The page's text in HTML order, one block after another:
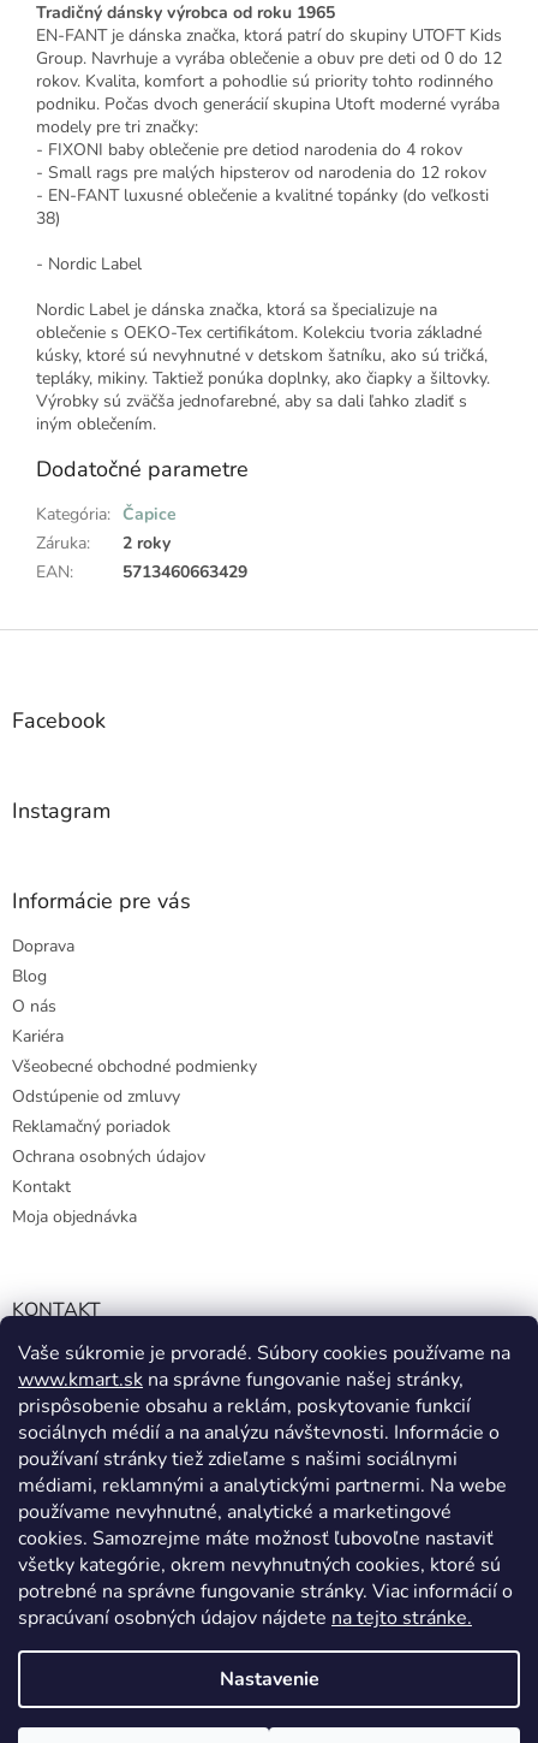
Vaše súkromie je prvoradé. Súbory cookies používame na
www.kmart.sk na správne fungovanie našej stránky,
prispôsobenie obsahu a reklám, poskytovanie funkcií
sociálnych médií a na analýzu návštevnosti. Informácie o
používaní stránky tiež zdieľame s našimi sociálnymi
médiami, reklamnými a analytickými partnermi. Na webe
používame nevyhnutné, analytické a marketingové
cookies. Samozrejme máte možnosť ľubovoľne nastaviť
všetky kategórie, okrem nevyhnutných cookies, ktoré sú
potrebné na správne fungovanie stránky. Viac informácií o
spracúvaní osobných údajov nájdete na tejto stránke.
Nastavenie
Tradičný dánsky výrobca od roku 1965
EN-FANT je dánska značka, ktorá patrí do skupiny UTOFT Kids
Group. Navrhuje a vyrába oblečenie a obuv pre deti od 0 do 12
rokov. Kvalita, komfort a pohodlie sú priority tohto rodinného
podniku. Počas dvoch generácií skupina Utoft moderné vyrába
modely pre tri značky:
- FIXONI baby oblečenie pre detiod narodenia do 4 rokov
- Small rags pre malých hipsterov od narodenia do 12 rokov
- EN-FANT luxusné oblečenie a kvalitné topánky (do veľkosti
38)
- Nordic Label
Nordic Label je dánska značka, ktorá sa špecializuje na
oblečenie s OEKO-Tex certifikátom. Kolekciu tvoria základné
kúsky, ktoré sú nevyhnutné v detskom šatníku, ako sú tričká,
tepláky, mikiny. Taktiež ponúka doplnky, ako čiapky a šiltovky.
Výrobky sú zväčša jednofarebné, aby sa dali ľahko zladiť s
iným oblečením.
Dodatočné parametre
Kategória: Čapice
Záruka:
2 roky
EAN: 5713460663429
Z
Facebook
Instagram
Informácie pre vás
Doprava
Blog
O nás
Kariéra
Všeobecné obchodné podmienky
Odstúpenie od zmluvy
Reklamačný poriadok
Ochrana osobných údajov
Kontakt
Moja objednávka
KONTAKT
info@kmart.sk
+421 947 979 193
+421 947 979 193
facebook.com/Kolieramarket
Vytvoril Shoptet
Copyright 2026Kmart.sk. Všetky práva vyhradené.Upraviť